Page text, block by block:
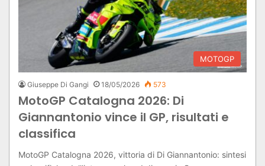
MOTOGP
Giuseppe Di Gangi 18/05/2026 573
MotoGP Catalogna 2026: Di
Giannantonio vince il GP, risultati e
classifica
MotoGP Catalogna 2026, vittoria di Di Giannantonio: sintesi